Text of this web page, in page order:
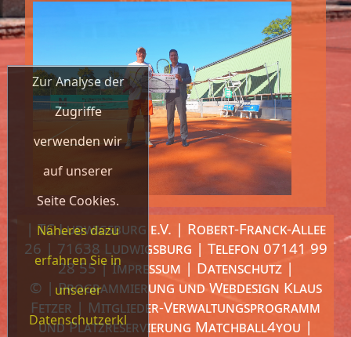
Zur Analyse der
Zugriffe
verwenden wir
auf unserer
Seite Cookies.
Näheres dazu
erfahren Sie in
unserer
Datenschutzerkl
| TC Ludwigsburg e.V. | Robert-Franck-Allee
26 | 71638 Ludwigsburg | Telefon 07141 99
28 55 |Impressum | Datenschutz|
© | Programmierung und Webdesign Klaus
Fetzer | Mitglieder-Verwaltungsprogramm
und Platzreservierung Matchball4you |